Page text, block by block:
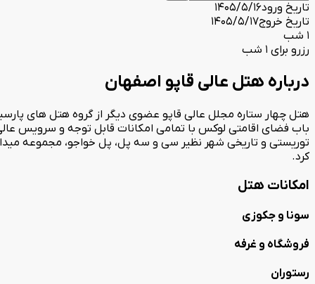
تاریخ ورود1405/5/16
تاریخ خروج1405/5/17
1 شب
رزرو برای 1 شب
درباره هتل عالی قاپو اصفهان
باب فضای اقامتی لوکس با تمامی امکانات قابل توجه و سرویس
توریستی و تاریخی شهر نظیر سی و سه پل، پل خواجو، مجموعه
کرد.
امکانات هتل
سونا و جکوزی
فروشگاه و غرفه
رستوران